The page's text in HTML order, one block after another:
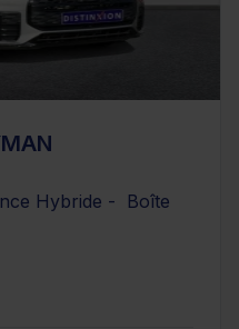
de votre prochaine Mini
Hybride - Boîte